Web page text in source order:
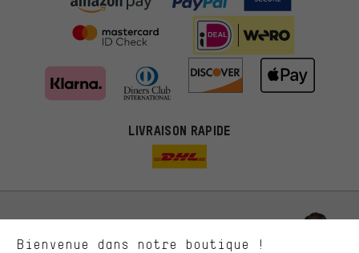
LIVRAISON RAPIDE
Laisse-toi conseiller
Bienvenue dans notre boutique !
Des offres plus adaptées
pertinentes. Les cookies de marketing nous aident à identifier tes
intérêts et à te présenter des offres et des conseils sur mesure.
ça nous intéresse. Avec les cookies 'performance', tu peux nous
nous proposons grâce à ton comportement d'achat.